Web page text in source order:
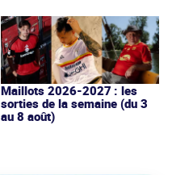
Maillots 2026-2027 : les
sorties de la semaine (du 3
au 8 août)